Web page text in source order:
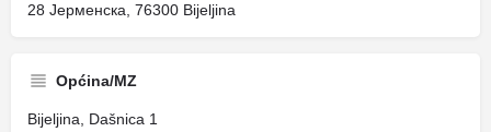
28 Јерменска, 76300 Bijeljina
Općina/MZ
Bijeljina, Dašnica 1